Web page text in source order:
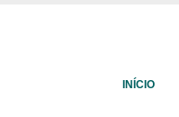
INÍCIO